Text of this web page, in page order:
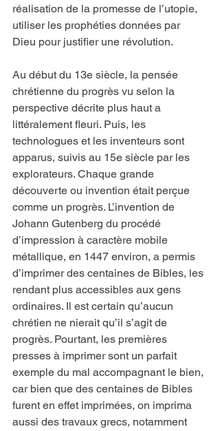
réalisation de la promesse de l’utopie,
utiliser les prophéties données par
Dieu pour justifier une révolution.
Au début du 13e siècle, la pensée
chrétienne du progrès vu selon la
perspective décrite plus haut a
littéralement fleuri. Puis, les
technologues et les inventeurs sont
apparus, suivis au 15e siècle par les
explorateurs. Chaque grande
découverte ou invention était perçue
comme un progrès. L’invention de
Johann Gutenberg du procédé
d’impression à caractère mobile
métallique, en 1447 environ, a permis
d’imprimer des centaines de Bibles, les
rendant plus accessibles aux gens
ordinaires. Il est certain qu’aucun
chrétien ne nierait qu’il s’agit de
progrès. Pourtant, les premières
presses à imprimer sont un parfait
exemple du mal accompagnant le bien,
car bien que des centaines de Bibles
furent en effet imprimées, on imprima
aussi des travaux grecs, notamment